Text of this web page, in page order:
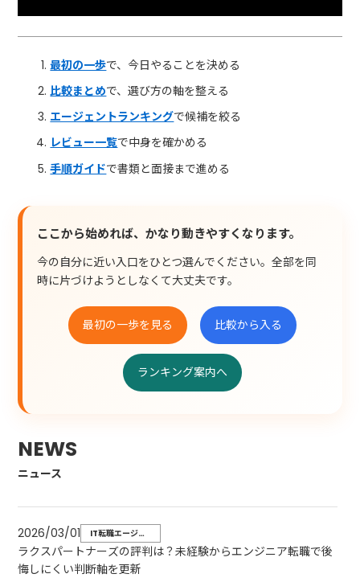
最初の一歩で、今日やることを決める
比較まとめで、選び方の軸を整える
エージェントランキングで候補を絞る
レビュー一覧で中身を確かめる
手順ガイドで書類と面接まで進める
ここから始めれば、かなり動きやすくなります。
今の自分に近い入口をひとつ選んでください。全部を同
時に片づけようとしなくて大丈夫です。
最初の一歩を見る 比較から入る
ランキング案内へ
NEWS
ニュース
2026/03/01
IT転職エージェ
ントのレビュー
一覧｜未経験で
ラクスパートナーズの評判は？未経験からエンジニア転職で後
悔しにくい判断軸を更新